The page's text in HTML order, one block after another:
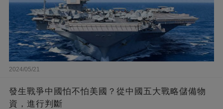
2024/05/21
發生戰爭中國怕不怕美國？從中國五大戰略儲備物
資，進行判斷